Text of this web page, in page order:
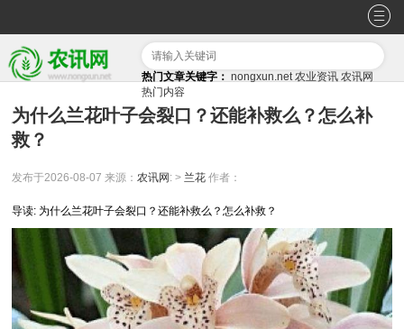
热门文章关键字： nongxun.net 农业资讯 农讯网
热门内容
为什么兰花叶子会裂口？还能补救么？怎么补
救？
发布于2026-08-07 来源：农讯网 : > 兰花 作者：
导读: 为什么兰花叶子会裂口？还能补救么？怎么补救？